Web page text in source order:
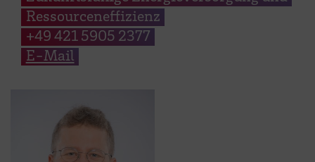
Ressourceneffizienz
+49 421 5905 2377
E-Mail